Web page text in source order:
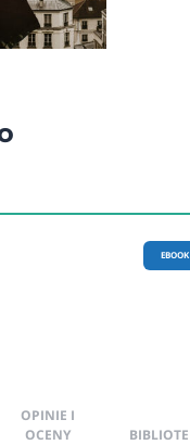
EBOOK
OPINIE I
OCENY